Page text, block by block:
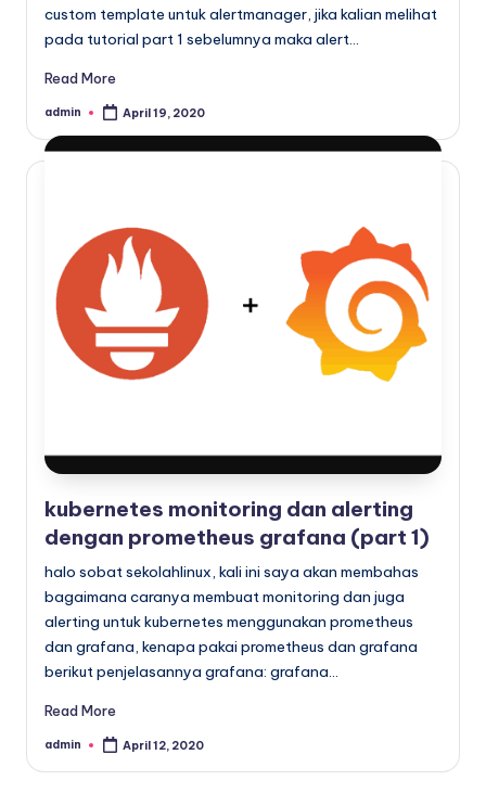
custom template untuk alertmanager, jika kalian melihat
pada tutorial part 1 sebelumnya maka alert…
Read More
Posted
admin April 19, 2020
kubernetes monitoring dan alerting
dengan prometheus grafana (part 1)
halo sobat sekolahlinux, kali ini saya akan membahas
bagaimana caranya membuat monitoring dan juga
alerting untuk kubernetes menggunakan prometheus
dan grafana, kenapa pakai prometheus dan grafana
berikut penjelasannya grafana: grafana…
Read More
Posted
admin April 12, 2020